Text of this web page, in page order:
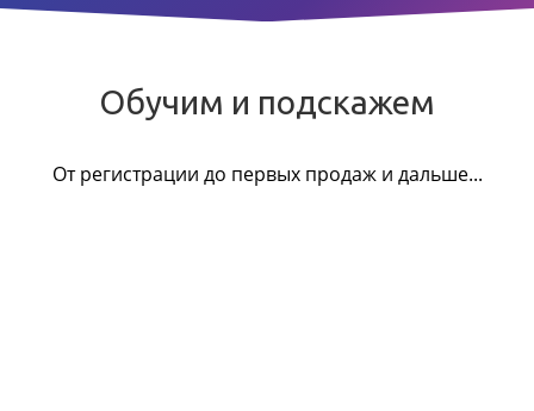
Обучим и подскажем
От регистрации до первых продаж и дальше...